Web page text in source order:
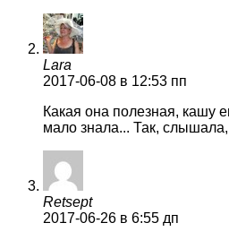
Lara
2017-06-08 в 12:53 пп
Какая она полезная, кашу
мало знала... Так, слышала,
Retsept
2017-06-26 в 6:55 дп